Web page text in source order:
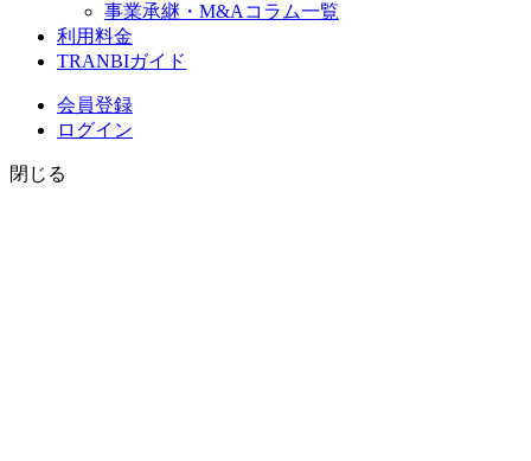
事業承継・M&Aコラム一覧
利用料金
TRANBIガイド
会員登録
ログイン
閉じる